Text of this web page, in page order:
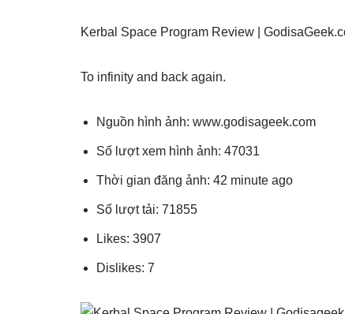
Kerbal Space Program Review |
To infinity and back again.
Nguồn hình ảnh: www.godisageek.com
Số lượt xem hình ảnh: 47031
Thời gian đăng ảnh: 42 minute ago
Số lượt tải: 71855
Likes: 3907
Dislikes: 7